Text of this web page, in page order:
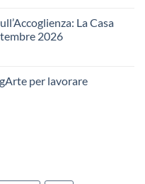
La Casa
2026
per lavorare